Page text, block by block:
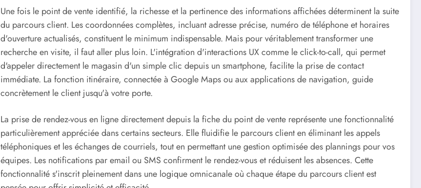
Une fois le point de vente identifié, la richesse et la pertinence des informations affichées déterminent la suite
du parcours client. Les coordonnées complètes, incluant adresse précise, numéro de téléphone et horaires
d'ouverture actualisés, constituent le minimum indispensable. Mais pour véritablement transformer une
recherche en visite, il faut aller plus loin. L'intégration d'interactions UX comme le click-to-call, qui permet
d'appeler directement le magasin d'un simple clic depuis un smartphone, facilite la prise de contact
immédiate. La fonction itinéraire, connectée à Google Maps ou aux applications de navigation, guide
concrètement le client jusqu'à votre porte.
La prise de rendez-vous en ligne directement depuis la fiche du point de vente représente une fonctionnalité
particulièrement appréciée dans certains secteurs. Elle fluidifie le parcours client en éliminant les appels
téléphoniques et les échanges de courriels, tout en permettant une gestion optimisée des plannings pour vos
équipes. Les notifications par email ou SMS confirment le rendez-vous et réduisent les absences. Cette
fonctionnalité s'inscrit pleinement dans une logique omnicanale où chaque étape du parcours client est